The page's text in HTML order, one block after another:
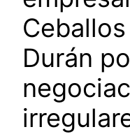
Durán